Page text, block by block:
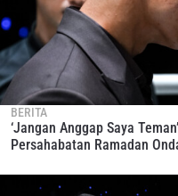
BERITA
‘Jangan Anggap Saya
Persahabatan Ramadan